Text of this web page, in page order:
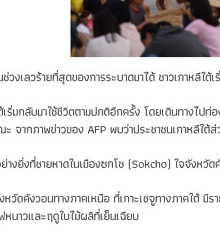
วงเลวร้ายที่สุดของการระบาดมาได้ ชาวเกาหลีใต้
เริ่มกลับมาใช้ชีวิตตามปกติอีกครั้ง โดยเดินทางไ
จากภาพข่าวของ AFP พบว่าประชาชนเกาหลี
างยิ่งที่ชายหาดในเมืองซกโช (Sokcho) ใจจังห
วัดคังวอนทางภาคเหนือ ที่เกาะเชจูทางภาคใต้ มี
นาวและฤดูใบไม้ผลิที่เย็นเฉียบ